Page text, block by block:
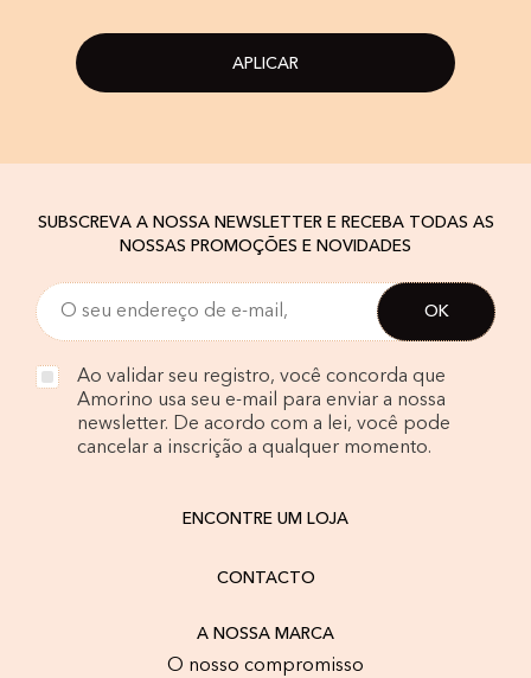
APLICAR
SUBSCREVA A NOSSA NEWSLETTER E RECEBA TODAS AS
NOSSAS PROMOÇÕES E NOVIDADES
Ao validar seu registro, você concorda que
Amorino usa seu e-mail para enviar a nossa
newsletter. De acordo com a lei, você pode
cancelar a inscrição a qualquer momento.
ENCONTRE UM LOJA
CONTACTO
A NOSSA MARCA
O nosso compromisso